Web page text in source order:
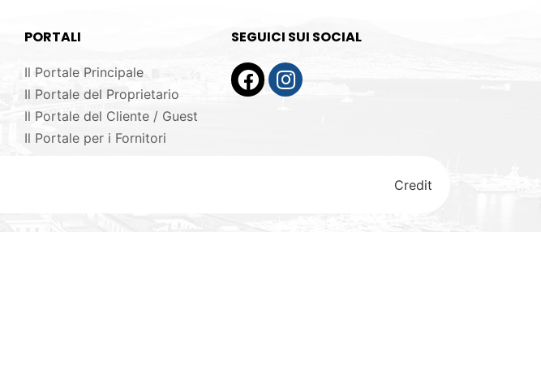
PORTALI
Il Portale Principale
Il Portale del Proprietario
Il Portale del Cliente / Guest
Il Portale per i Fornitori
SEGUICI SUI SOCIAL
Credit